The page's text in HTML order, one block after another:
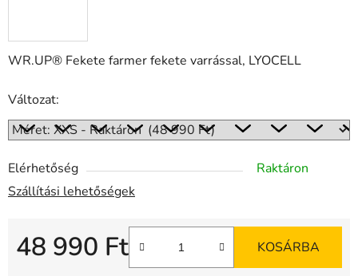
WR.UP® Fekete farmer fekete varrással, LYOCELL
Változat:
Elérhetőség
Raktáron
Szállítási lehetőségek
48 990 Ft KOSÁRBA